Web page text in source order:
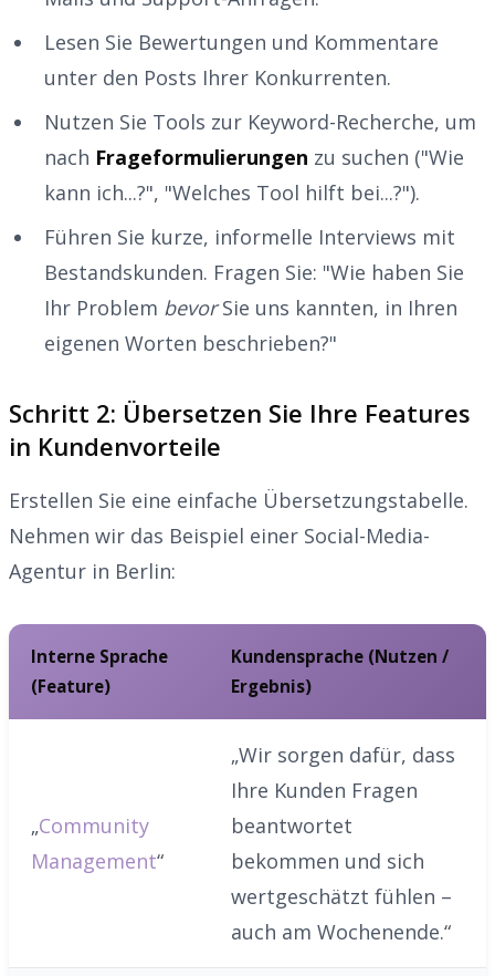
Lesen Sie Bewertungen und Kommentare
unter den Posts Ihrer Konkurrenten.
Nutzen Sie Tools zur Keyword-Recherche, um
nach Frageformulierungen zu suchen ("Wie
kann ich...?", "Welches Tool hilft bei...?").
Führen Sie kurze, informelle Interviews mit
Bestandskunden. Fragen Sie: "Wie haben Sie
Ihr Problem bevorSie uns kannten, in Ihren
eigenen Worten beschrieben?"
Schritt 2: Übersetzen Sie Ihre Features
in Kundenvorteile
Erstellen Sie eine einfache Übersetzungstabelle.
Nehmen wir das Beispiel einer Social-Media-
Agentur in Berlin:
Interne Sprache
(Feature)
Kundensprache (Nutzen /
Ergebnis)
„Community
Management“
„Wir sorgen dafür, dass
Ihre Kunden Fragen
beantwortet
bekommen und sich
wertgeschätzt fühlen –
auch am Wochenende.“